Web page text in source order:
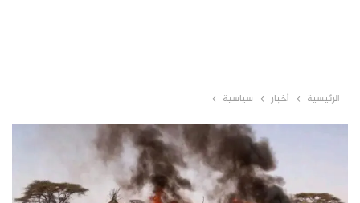
الرئيسية أخبار سياسية